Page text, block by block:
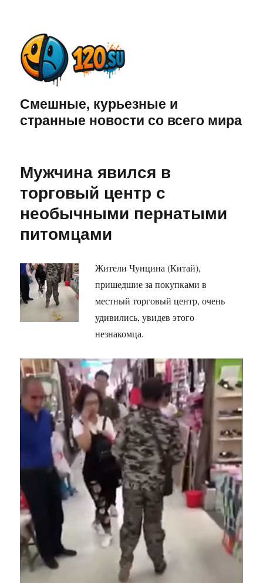
Смешные, курьезные и
странные новости со всего мира
Мужчина явился в
торговый центр с
необычными пернатыми
питомцами
Жители Чунцина (Китай),
пришедшие за покупками в
местный торговый центр, очень
удивились, увидев этого
незнакомца.